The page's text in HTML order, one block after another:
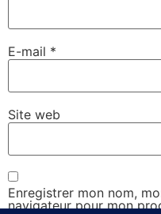
E-mail *
Site web
Enregistrer mon nom,
navigateur pour mon